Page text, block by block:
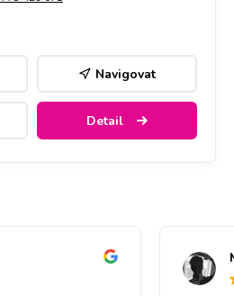
Navigovat
Detail